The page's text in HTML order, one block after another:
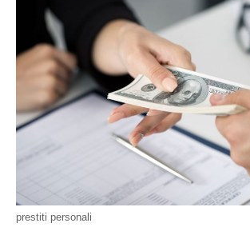
prestiti personali